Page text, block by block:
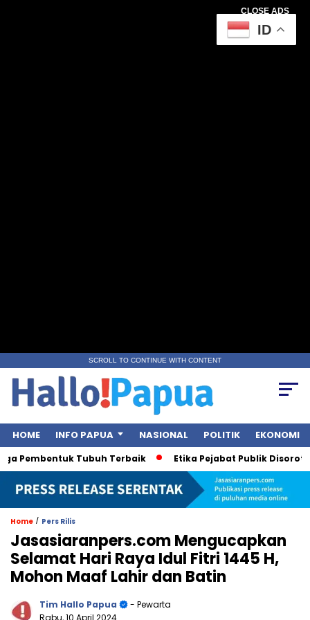
CLOSE ADS
SCROLL TO CONTINUE WITH CONTENT
HOME INFO PAPUA NASIONAL POLITIK EKONOMI
Pembentuk Tubuh Terbaik Etika Pejabat Publik Disorot
Home / Pers Rilis
Jasasiaranpers.com Mengucapkan
Selamat Hari Raya Idul Fitri 1445 H,
Mohon Maaf Lahir dan Batin
Tim Hallo Papua
- Pewarta
Rabu, 10 April 2024
ID